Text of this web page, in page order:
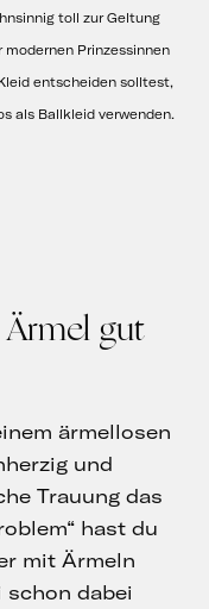
toll zur Geltung
Prinzessinnen
entscheiden solltest,
als Ballkleid verwenden.
gut
ärmellosen
und
Trauung das
hast du
mit Ärmeln
schon dabei